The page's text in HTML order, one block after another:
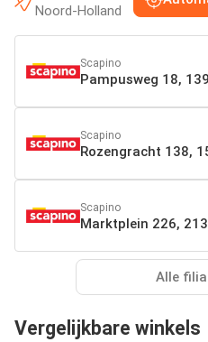
Noord-Holland
Scapino
Pampusweg 18,
Scapino
Rozengracht 138,
Scapino
Marktplein 226,
Alle
Vergelijkbare winkels